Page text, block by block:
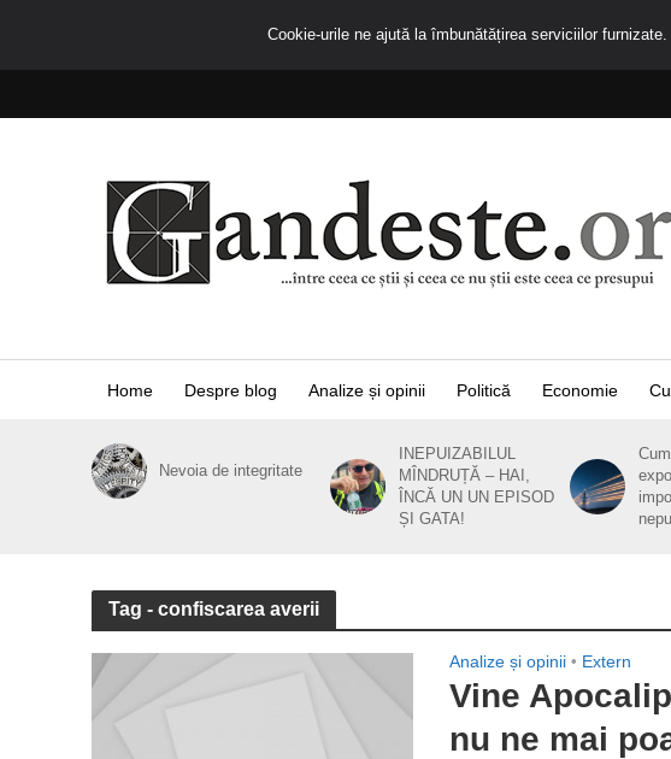
Home Despre blog Analize și opinii Politică Economie
Nevoia de integritate
INEPUIZABILUL
MÎNDRUȚĂ – HAI,
ÎNCĂ UN UN EPISOD
ȘI GATA!
Tag - confiscarea averii
Analize și opinii • Extern
Vine
nu ne mai
Cookie-urile ne ajută la îmbunătățirea serviciilor